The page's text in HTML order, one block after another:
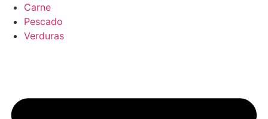
Carne
Pescado
Verduras